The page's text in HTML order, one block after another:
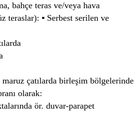
bahçe teras ve/veya hava
teraslar): ▪ Serbest serilen ve
maruz çatılarda birleşim bölgelerinde
olarak:
ör. duvar-parapet